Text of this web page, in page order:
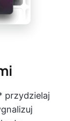
przydzielaj